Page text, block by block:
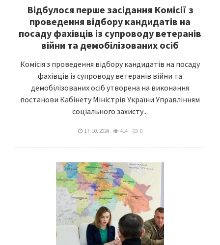
Відбулося перше засідання Комісії з
проведення відбору кандидатів на
посаду фахівців із супроводу ветеранів
війни та демобілізованих осіб
Комісія з проведення відбору кандидатів на посаду
фахівців із супроводу ветеранів війни та
демобілізованих осіб утворена на виконання
постанови Кабінету Міністрів України Управлінням
соціального захисту...
17. 10. 2024 414 0